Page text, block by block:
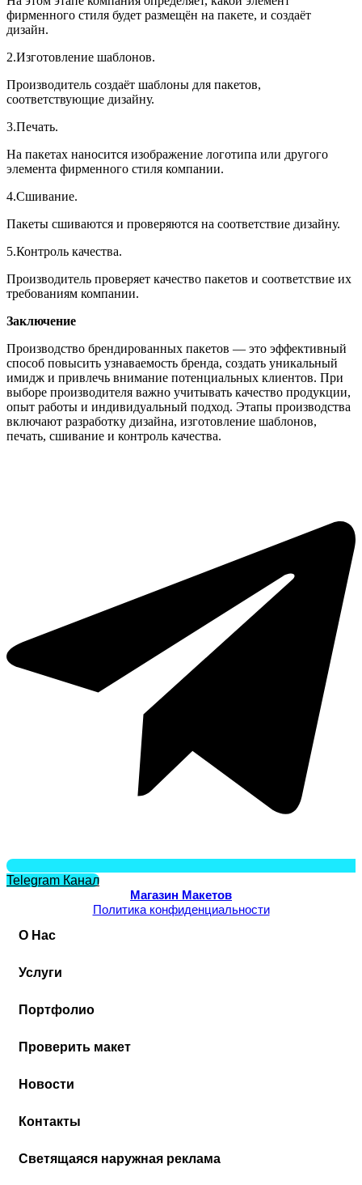
фирменного стиля будет размещён на пакете, и создаёт
дизайн.
2.Изготовление шаблонов.
Производитель создаёт шаблоны для пакетов,
соответствующие дизайну.
3.Печать.
На пакетах наносится изображение логотипа или другого
элемента фирменного стиля компании.
4.Сшивание.
Пакеты сшиваются и проверяются на соответствие дизайну.
5.Контроль качества.
Производитель проверяет качество пакетов и соответствие их
требованиям компании.
Заключение
Производство брендированных пакетов — это эффективный
способ повысить узнаваемость бренда, создать уникальный
имидж и привлечь внимание потенциальных клиентов. При
выборе производителя важно учитывать качество продукции,
опыт работы и индивидуальный подход. Этапы производства
включают разработку дизайна, изготовление шаблонов,
печать, сшивание и контроль качества.
Telegram Канал
Магазин Макетов
Политика конфиденциальности
О Нас
Услуги
Портфолио
Проверить макет
Новости
Контакты
Cветящаяся наружная реклама